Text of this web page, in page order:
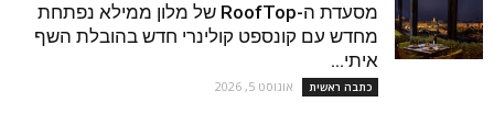
מסעדת ה-RoofTop של מלון ממילא נפתחת
מחדש עם קונספט קולינרי חדש בהובלת השף
איתי...
כתבה ראשית אוגוסט 5, 2026